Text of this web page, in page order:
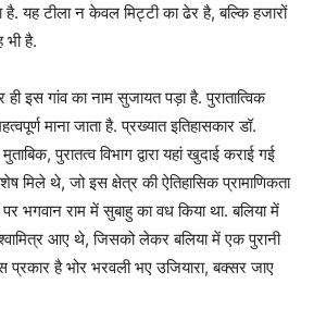
है. यह टीला न केवल मिट्टी का ढेर है, बल्कि हजारों
भी है.
इस गांव का नाम सुजायत पड़ा है. पुरातात्विक
माना जाता है. प्रख्यात इतिहासकार डॉ.
पुरातत्व विभाग द्वारा यहां खुदाई कराई गई
मिले थे, जो इस क्षेत्र की ऐतिहासिक प्रामाणिकता
भगवान राम में सुबाहु का वध किया था. बलिया में
आए थे, जिसको लेकर बलिया में एक पुरानी
है भोर भरवली भए उजियारा, बक्सर जाए